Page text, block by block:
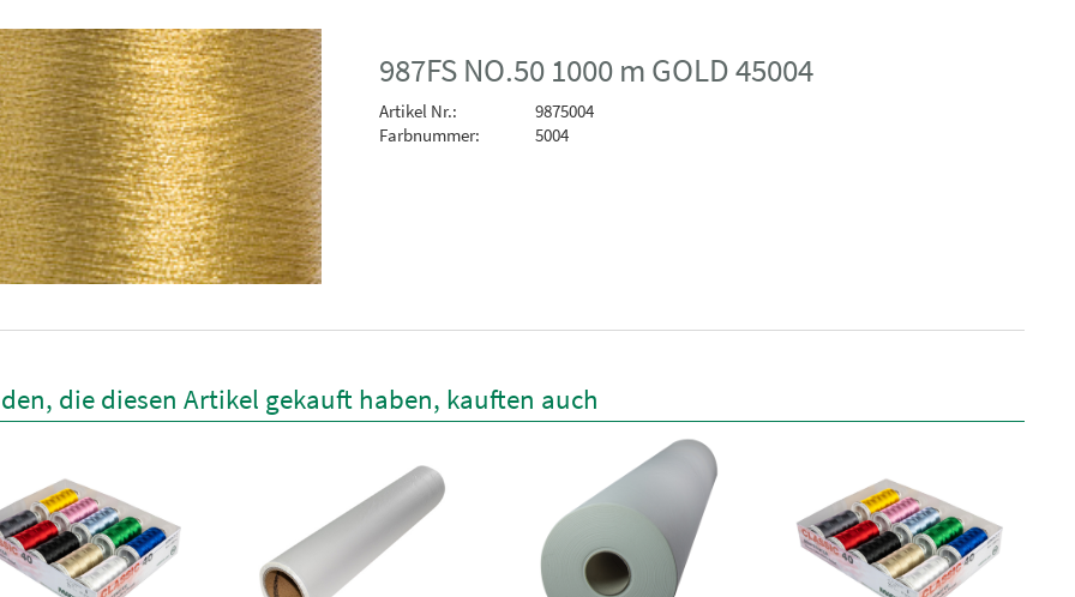
987FS NO.50 1000 m GOLD 45004
Artikel Nr.:
9875004
Farbnummer:
5004
die diesen Artikel gekauft haben, kauften auch